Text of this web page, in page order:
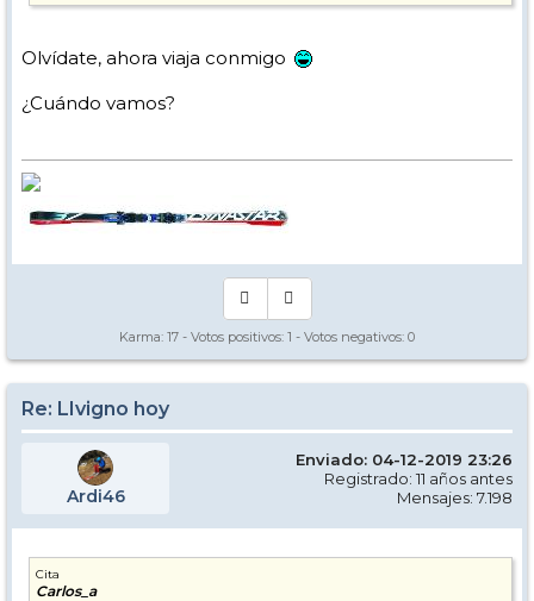
Olvídate, ahora viaja conmigo
¿Cuándo vamos?
Karma: 17 - Votos positivos: 1 - Votos negativos: 0
Re: LIvigno hoy
Ardi46
Enviado: 04-12-2019 23:26
Registrado: 11 años antes
Mensajes: 7.198
Cita
Carlos_a